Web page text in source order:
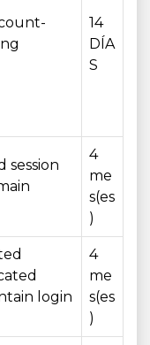
14
DÍA
S
session
4
me
s(es
)
login
4
me
s(es
)